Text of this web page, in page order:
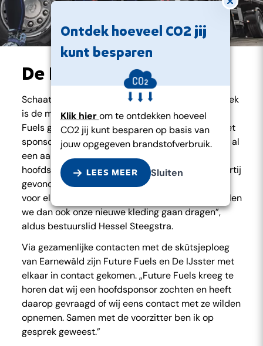
Modal
Ontdek hoeveel CO2 jij
kunt besparen
Klik hierom te ontdekken hoeveel
CO2 jij kunt besparen op basis van
jouw opgegeven brandstofverbruik.
LEES MEER Sluiten
De IJsster
Schaats- en skeelervereniging De IJsster uit Sneek
is de meest recente organisatie die door Future
Fuels gesteund wordt. De handtekening onder het
sponsorcontract is begin 2022 gezet. „Wij waren al
een aantal jaren op zoek naar een nieuwe
hoofdsponsor. In Future Fuels hebben we een partij
gevonden die helemaal bij ons past. Waardevol
voor elkaar en met zorg voor elkaar. Met trots zullen
we dan ook onze nieuwe kleding gaan dragen”,
aldus bestuurslid Hessel Steegstra.
Via gezamenlijke contacten met de skûtsjeploeg
van Earnewâld zijn Future Fuels en De IJsster met
elkaar in contact gekomen. „Future Fuels kreeg te
horen dat wij een hoofdsponsor zochten en heeft
daarop gevraagd of wij eens contact met ze wilden
opnemen. Samen met de voorzitter ben ik op
gesprek geweest.”